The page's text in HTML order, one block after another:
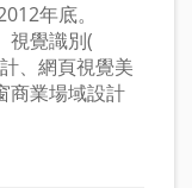
年底。
視覺識別(
、網頁視覺美
商業場域設計